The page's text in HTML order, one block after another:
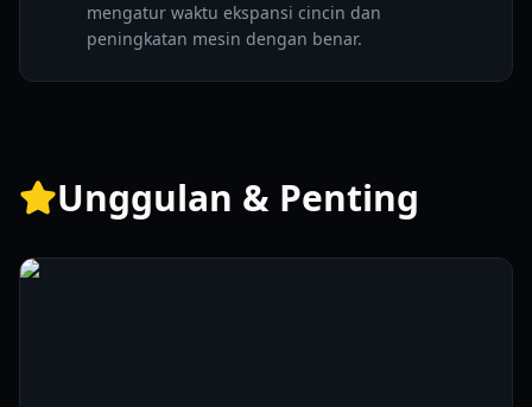
mengatur waktu ekspansi cincin dan
peningkatan mesin dengan benar.
Unggulan & Penting